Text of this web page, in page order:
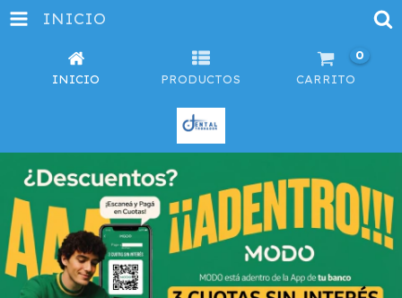
INICIO
INICIO PRODUCTOS CARRITO
0